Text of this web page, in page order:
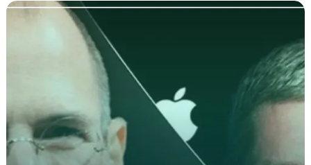
جانشین
در
سازمان
چیست؟